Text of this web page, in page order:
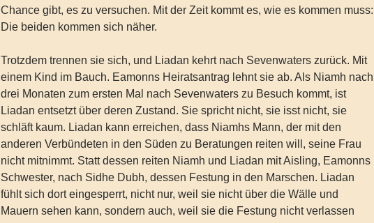
Chance gibt, es zu versuchen. Mit der Zeit kommt es, wie es kommen muss:
Die beiden kommen sich näher.
Trotzdem trennen sie sich, und Liadan kehrt nach Sevenwaters zurück. Mit
einem Kind im Bauch. Eamonns Heiratsantrag lehnt sie ab. Als Niamh nach
drei Monaten zum ersten Mal nach Sevenwaters zu Besuch kommt, ist
Liadan entsetzt über deren Zustand. Sie spricht nicht, sie isst nicht, sie
schläft kaum. Liadan kann erreichen, dass Niamhs Mann, der mit den
anderen Verbündeten in den Süden zu Beratungen reiten will, seine Frau
nicht mitnimmt. Statt dessen reiten Niamh und Liadan mit Aisling, Eamonns
Schwester, nach Sidhe Dubh, dessen Festung in den Marschen. Liadan
fühlt sich dort eingesperrt, nicht nur, weil sie nicht über die Wälle und
Mauern sehen kann, sondern auch, weil sie die Festung nicht verlassen